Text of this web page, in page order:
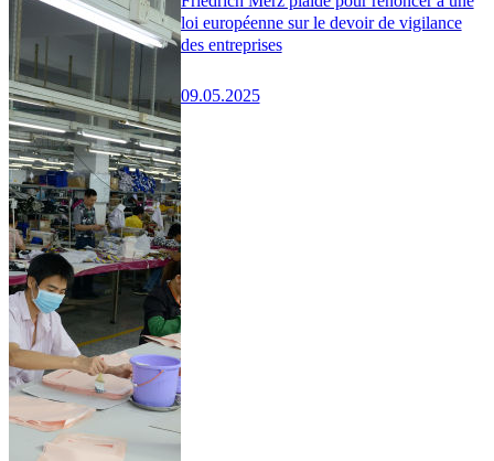
loi européenne sur le devoir de vigilance
des entreprises
09.05.2025